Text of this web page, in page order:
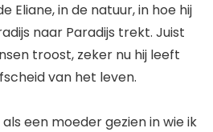
Eliane, in de natuur, in hoe hij
naar Paradijs trekt. Juist
troost, zeker nu hij leeft
van het leven.
een moeder gezien in wie ik